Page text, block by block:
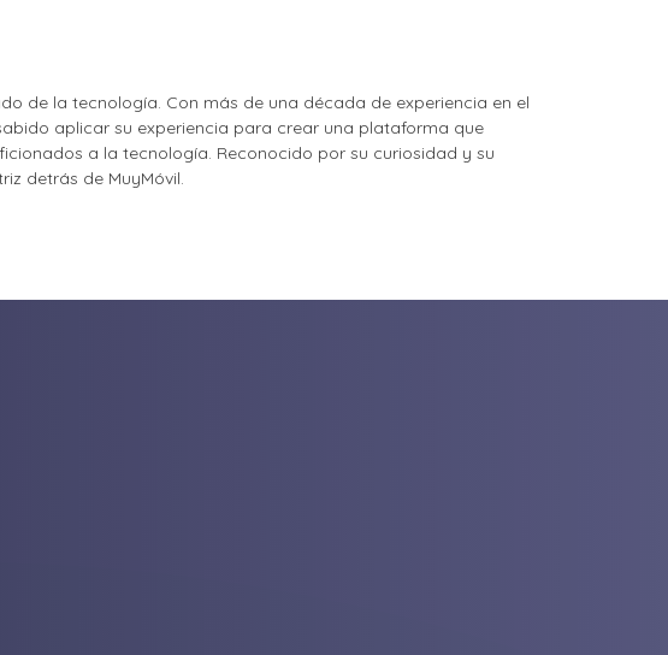
de la tecnología. Con más de una década de experiencia en el
aplicar su experiencia para crear una plataforma que
a la tecnología. Reconocido por su curiosidad y su
detrás de MuyMóvil.